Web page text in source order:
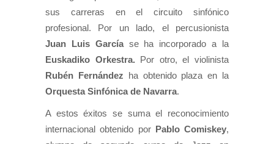
sus carreras en el circuito sinfónico
profesional. Por un lado, el percusionista
Juan Luis Garcíase ha incorporado a la
Euskadiko Orkestra. Por otro, el violinista
Rubén Fernández ha obtenido plaza en la
Orquesta Sinfónica de Navarra.
A estos éxitos se suma el reconocimiento
internacional obtenido por Pablo Comiskey,